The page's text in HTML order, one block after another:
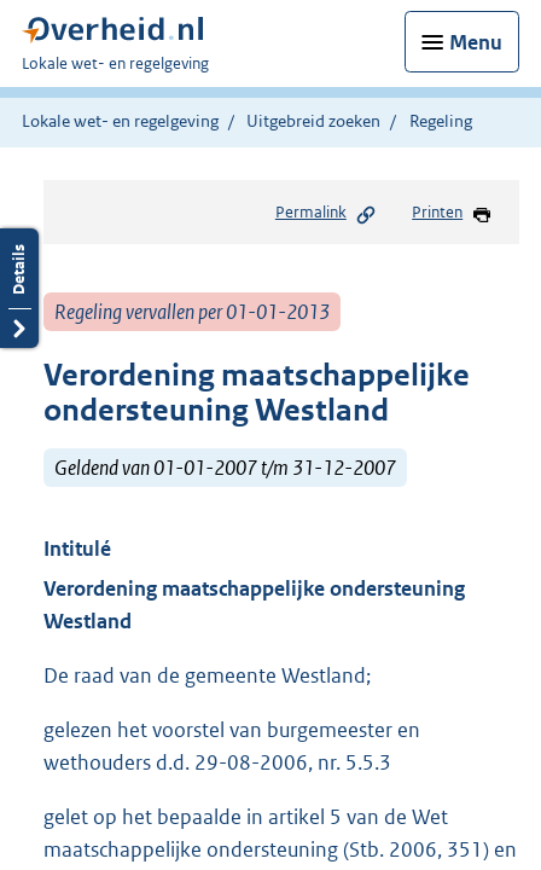
Menu
U
bent
hier:
Lokale wet- en regelgeving
Lokale wet- en regelgeving Uitgebreid zoeken Regeling
Permalink Printen
Regeling vervallen per 01-01-2013
Verordening maatschappelijke
ondersteuning Westland
Geldend van 01-01-2007 t/m 31-12-2007
Intitulé
Verordening maatschappelijke ondersteuning
Westland
De raad van de gemeente Westland;
gelezen het voorstel van burgemeester en
wethouders d.d. 29-08-2006, nr. 5.5.3
gelet op het bepaalde in artikel 5 van de Wet
maatschappelijke ondersteuning (Stb. 2006, 351) en